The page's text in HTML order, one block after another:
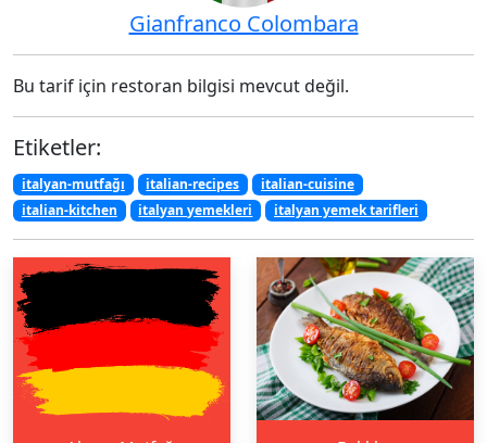
Gianfranco Colombara
Bu tarif için restoran bilgisi mevcut değil.
Etiketler:
italyan-mutfağı italian-recipes
italian-cuisine
italian-kitchen
italyan yemekleri italyan yemek tarifleri